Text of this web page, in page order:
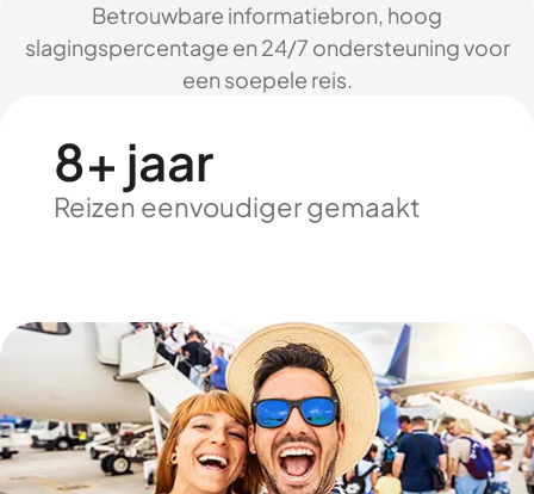
Betrouwbare informatiebron, hoog
slagingspercentage en 24/7 ondersteuning voor
een soepele reis.
8+ jaar
Reizen eenvoudiger gemaakt